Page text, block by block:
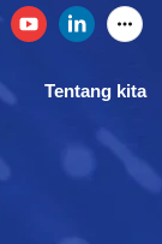
Tentang kita